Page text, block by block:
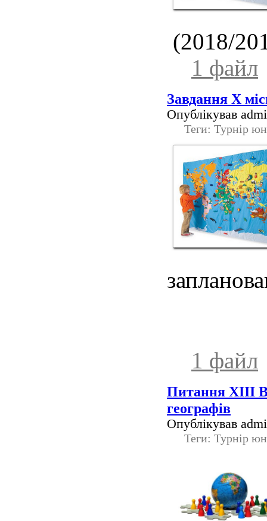
(2018/
1 файл
Завдання Х
Опублікував
Теги: Турнір
1 файл
Питання ХІІІ
географів
Опублікував
Теги: Турнір